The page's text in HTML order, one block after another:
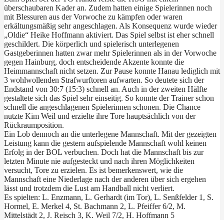
überschaubaren Kader an. Zudem hatten einige Spielerinnen noch
mit Blessuren aus der Vorwoche zu kämpfen oder waren
erkältungsmäßig sehr angeschlagen. Als Konsequenz wurde wieder
„Oldie“ Heike Hoffmann aktiviert. Das Spiel selbst ist eher schnell
geschildert. Die körperlich und spielerisch unterlegenen
Gastgeberinnen hatten zwar mehr Spielerinnen als in der Vorwoche
gegen Hainburg, doch entscheidende Akzente konnte die
Heimmannschaft nicht setzen. Zur Pause konnte Hanau lediglich mit
3 wohlwollenden Strafwurftoren aufwarten. So deutete sich der
Endstand von 30:7 (15:3) schnell an. Auch in der zweiten Hälfte
gestaltete sich das Spiel sehr einseitig. So konnte der Trainer schon
schnell die angeschlagenen Spielerinnen schonen. Die Chance
nutzte Kim Weil und erzielte ihre Tore hauptsächlich von der
Rückraumposition.
Ein Lob dennoch an die unterlegene Mannschaft. Mit der gezeigten
Leistung kann die gestern aufspielende Mannschaft wohl keinen
Erfolg in der BOL verbuchen. Doch hat die Mannschaft bis zur
letzten Minute nie aufgesteckt und nach ihren Möglichkeiten
versucht, Tore zu erzielen. Es ist bemerkenswert, wie die
Mannschaft eine Niederlage nach der anderen über sich ergehen
lässt und trotzdem die Lust am Handball nicht verliert.
Es spielten: L. Enzmann, L. Gerhardt (im Tor), L. Senßfelder 1, S.
Hormel, E. Merkel 4, St. Bachmann 2, L. Pfeiffer 6/2, M.
Mittelstädt 2, J. Reisch 3, K. Weil 7/2, H. Hoffmann 5